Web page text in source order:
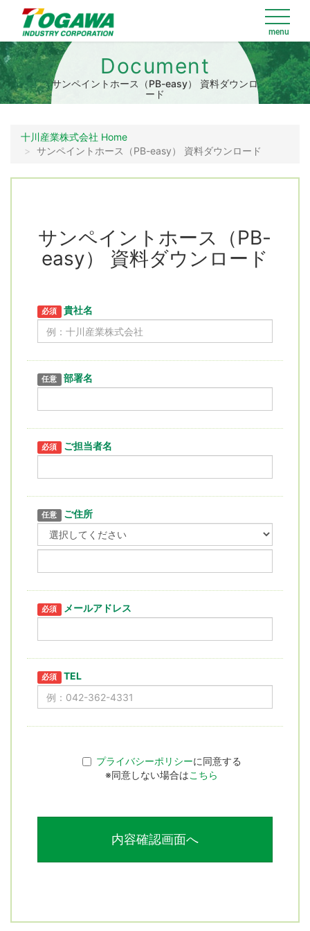
Document
サンペイントホース（PB-easy） 資料ダウンロ
ード
十川産業株式会社 Home
サンペイントホース（PB-easy） 資料ダウンロード
サンペイントホース（PB-
easy） 資料ダウンロード
必須 貴社名
任意 部署名
必須 ご担当者名
任意 ご住所
必須 メールアドレス
必須 TEL
プライバシーポリシーに同意する
※同意しない場合はこちら